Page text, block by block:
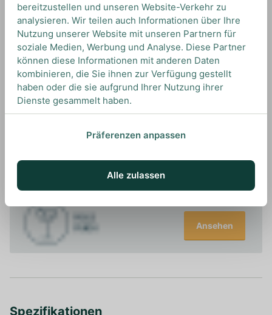
UNSERE EMPFEHLUNGEN
DRINKS MIT BYRRH? UNSERE
EMPFEHLUNGEN
Ansehen
Spezifikationen
bereitzustellen und unseren Website-Verkehr zu
analysieren. Wir teilen auch Informationen über Ihre
Nutzung unserer Website mit unseren Partnern für
soziale Medien, Werbung und Analyse. Diese Partner
können diese Informationen mit anderen Daten
kombinieren, die Sie ihnen zur Verfügung gestellt
haben oder die sie aufgrund Ihrer Nutzung ihrer
Dienste gesammelt haben.
Präferenzen anpassen
Alle zulassen